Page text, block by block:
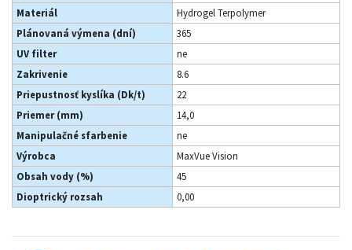
Materiál
Hydrogel Terpolymer
Plánovaná výmena (dní)
365
UV filter
ne
Zakrivenie
8.6
Priepustnosť kyslíka (Dk/t)
22
Priemer (mm)
14,0
Manipulačné sfarbenie
ne
Výrobca
MaxVue Vision
Obsah vody (%)
45
Dioptrický rozsah
0,00